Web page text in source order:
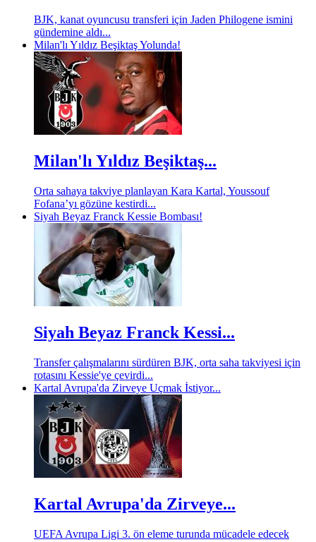
BJK, kanat oyuncusu transferi için Jaden Philogene ismini
gündemine aldı...
Milan'lı Yıldız Beşiktaş Yolunda!
Milan'lı Yıldız Beşiktaş...
Orta sahaya takviye planlayan Kara Kartal, Youssouf
Fofana’yı gözüne kestirdi...
Siyah Beyaz Franck Kessie Bombası!
Siyah Beyaz Franck Kessi...
Transfer çalışmalarını sürdüren BJK, orta saha takviyesi için
rotasını Kessie'ye çevirdi...
Kartal Avrupa'da Zirveye Uçmak İstiyor...
Kartal Avrupa'da Zirveye...
UEFA Avrupa Ligi 3. ön eleme turunda mücadele edecek